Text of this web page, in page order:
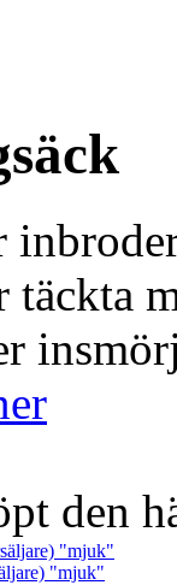
täckta
den
"mjuk"